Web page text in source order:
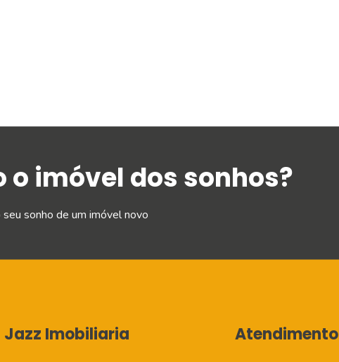
o imóvel dos sonhos?
sonho de um imóvel novo
Jazz Imobiliaria Atendimento